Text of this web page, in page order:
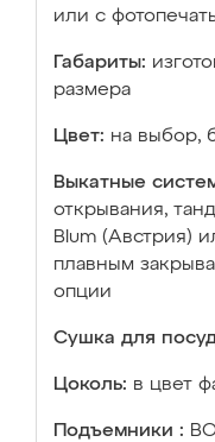
или с
Габариты:
размера
Цвет: на выбор,
Выкатные
открывания,
Blum (Австрия)
плавным
опции
Сушка для
Цоколь: в цвет
Подъемники :